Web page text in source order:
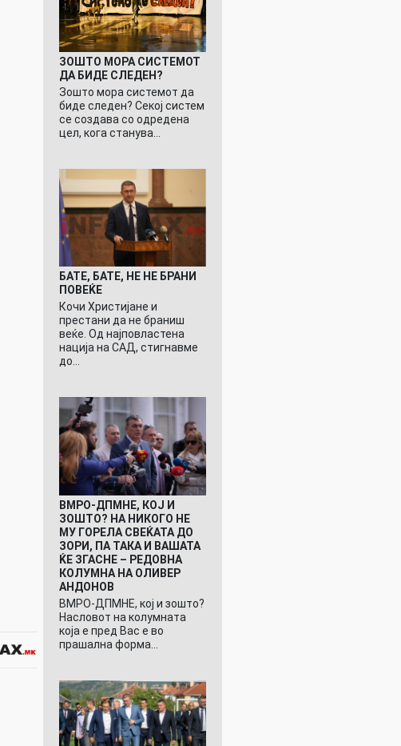
ЗОШТО МОРА СИСТЕМОТ
ДА БИДЕ СЛЕДЕН?
Зошто мора системот да
биде следен? Секој систем
се создава со одредена
цел, кога станува…
БАТЕ, БАТЕ, НЕ НЕ БРАНИ
ПОВЕЌЕ
Кочи Христијане и
престани да не браниш
веќе. Од најповластена
нација на САД, стигнавме
до…
ВМРО-ДПМНЕ, КОЈ И
ЗОШТО? НА НИКОГО НЕ
МУ ГОРЕЛА СВЕЌАТА ДО
ЗОРИ, ПА ТАКА И ВАШАТА
ЌЕ ЗГАСНЕ – РЕДОВНА
КОЛУМНА НА ОЛИВЕР
АНДОНОВ
ВМРО-ДПМНЕ, кој и зошто?
Насловот на колумната
која е пред Вас е во
прашална форма…